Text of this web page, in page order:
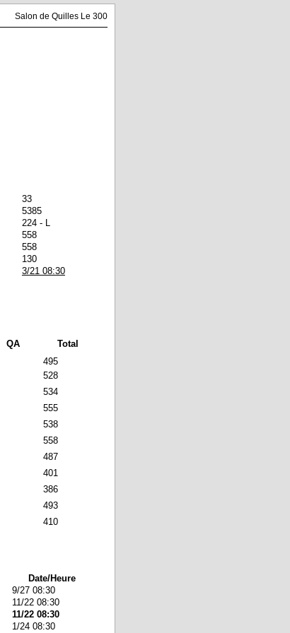
Salon de Quilles Le 300
33
5385
224 - L
558
558
130
3/21 08:30
QA
Total
495
528
534
555
538
558
487
401
386
493
410
Date/Heure
9/27 08:30
11/22 08:30
11/22 08:30
1/24 08:30